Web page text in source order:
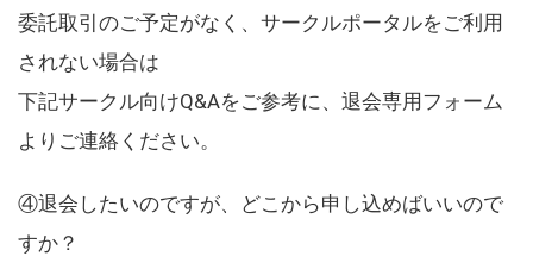
委託取引のご予定がなく、サークルポータルをご利用
されない場合は
下記サークル向けQ&Aをご参考に、退会専用フォーム
よりご連絡ください。
④退会したいのですが、どこから申し込めばいいので
すか？